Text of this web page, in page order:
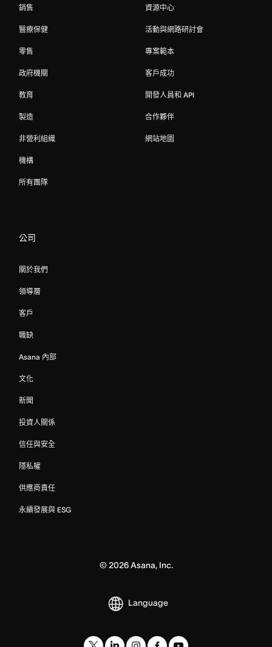
銷售
醫療保健
零售
政府機關
教育
製造
非營利組織
機構
所有團隊
資源中心
活動與網路研討會
專案範本
客戶成功
開發人員和 API
合作夥伴
網站地圖
公司
關於我們
領導層
客戶
職缺
Asana 內部
文化
新聞
投資人關係
信任與安全
隱私權
供應商責任
永續發展與 ESG
© 2026Asana, Inc.
Language